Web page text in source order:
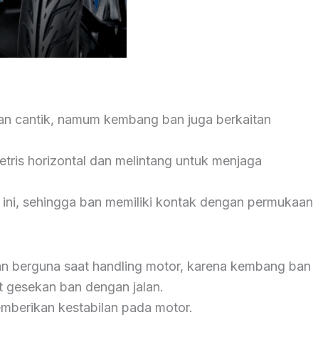
cantik, namum kembang ban juga berkaitan
horizontal dan melintang untuk menjaga
sehingga ban memiliki kontak dengan permukaan
berguna saat handling motor, karena kembang ban
ban dengan jalan.
kestabilan pada motor.